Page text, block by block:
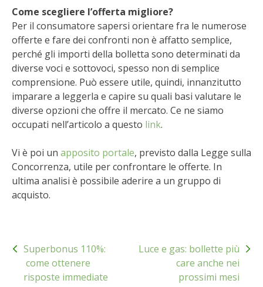
ORTO BIO – TECNICHE DI COLTIVAZIONE
THERMACELL
TAP TRAP
IL MIO ORTO
ANIMALI UMANI E NON UMANI
IL MIO 2025
COLTIVARE L’OLIVO
VIGNETO BIO
PENSA ALTERNATIVO
Come scegliere l’offerta migliore?
Per il consumatore sapersi orientare fra le numerose
offerte e fare dei confronti non è affatto semplice,
perché gli importi della bolletta sono determinati da
diverse voci e sottovoci, spesso non di semplice
comprensione. Può essere utile, quindi, innanzitutto
imparare a leggerla e capire su quali basi valutare le
diverse opzioni che offre il mercato. Ce ne siamo
occupati nell’articolo a questo link.
Vi è poi un apposito portale, previsto dalla Legge sulla
Concorrenza, utile per confrontare le offerte. In
ultima analisi è possibile aderire a un gruppo di
acquisto.
articoli
Superbonus 110%:
come ottenere
risposte immediate
Luce e gas: bollette più
care anche nei
prossimi mesi